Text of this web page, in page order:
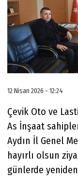
12 Nisan 2026 - 12:24
Çevik Oto ve
As İnşaat
Aydın İl Genel
hayırlı olsun
günlerde